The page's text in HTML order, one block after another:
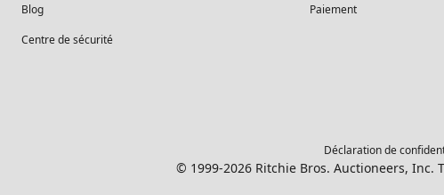
Blog
Centre de sécurité
Paiement
Déclaration de
© 1999-2026 Ritchie Bros. Auctioneers,